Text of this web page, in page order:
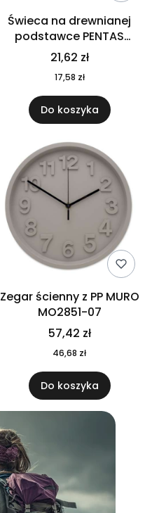
Świeca na drewnianej
podstawce PENTAS
MO6282-40
21,62 zł
17,58 zł
Do koszyka
Zegar ścienny z PP MURO
MO2851-07
57,42 zł
46,68 zł
Do koszyka